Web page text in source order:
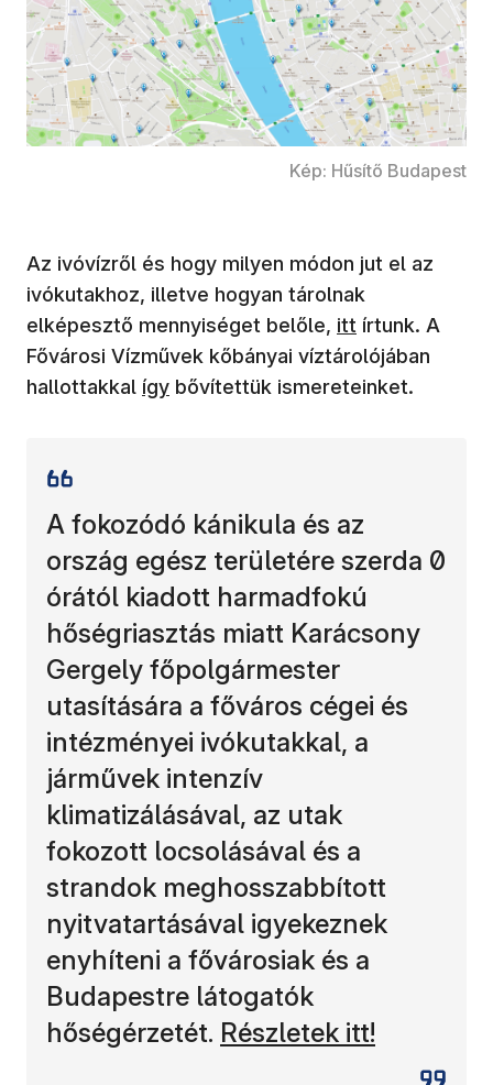
Kép: Hűsítő Budapest
Az ivóvízről és hogy milyen módon jut el az
ivókutakhoz, illetve hogyan tárolnak
elképesztő mennyiséget belőle, itt írtunk. A
Fővárosi Vízművek kőbányai víztárolójában
hallottakkal így bővítettük ismereteinket.
A fokozódó kánikula és az
ország egész területére szerda 0
órától kiadott harmadfokú
hőségriasztás miatt Karácsony
Gergely főpolgármester
utasítására a főváros cégei és
intézményei ivókutakkal, a
járművek intenzív
klimatizálásával, az utak
fokozott locsolásával és a
strandok meghosszabbított
nyitvatartásával igyekeznek
enyhíteni a fővárosiak és a
Budapestre látogatók
hőségérzetét. Részletek itt!